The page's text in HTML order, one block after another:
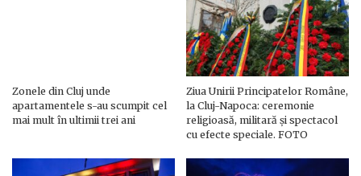
Zonele din Cluj unde
apartamentele s-au scumpit cel
mai mult în ultimii trei ani
Ziua Unirii Principatelor Române,
la Cluj-Napoca: ceremonie
religioasă, militară și spectacol
cu efecte speciale. FOTO